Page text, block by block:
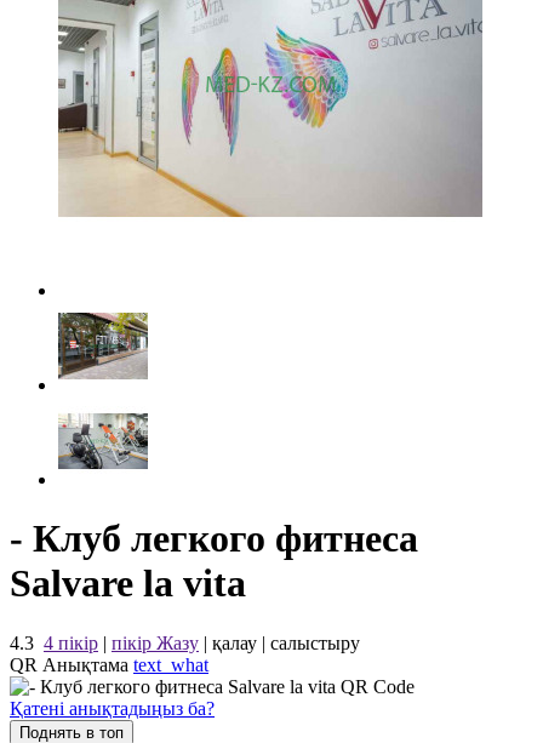
- Клуб легкого фитнеса
Salvare la vita
4.3 4 пікір | пікір Жазу | қалау | салыстыру
QR Анықтама text_what
Қатені анықтадыңыз ба?
Поднять в топ